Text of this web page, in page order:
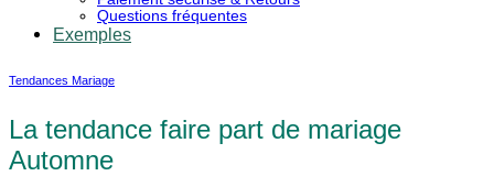
Questions fréquentes
Exemples
Tendances Mariage
La tendance faire part de mariage
Automne